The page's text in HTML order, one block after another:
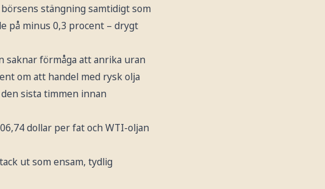
stängning samtidigt som
på minus 0,3 procent – drygt
förmåga att anrika uran
om att handel med rysk olja
sista timmen innan
dollar per fat och WTI-oljan
ut som ensam, tydlig